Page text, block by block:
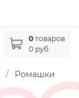
0 товаров
0 руб.
/
Ромашки